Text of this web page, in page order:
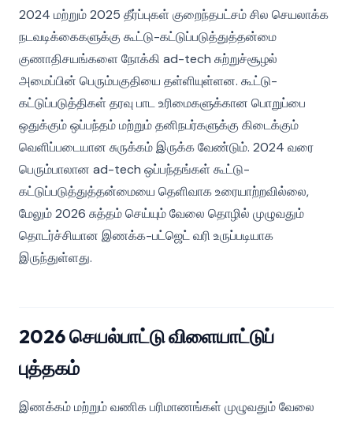
2024 மற்றும் 2025 தீர்ப்புகள் குறைந்தபட்சம் சில செயலாக்க
நடவடிக்கைகளுக்கு கூட்டு-கட்டுப்படுத்துத்தன்மை
குணாதிசயங்களை நோக்கி ad-tech சுற்றுச்சூழல்
அமைப்பின் பெரும்பகுதியை தள்ளியுள்ளன. கூட்டு-
கட்டுப்படுத்திகள் தரவு பாட உரிமைகளுக்கான பொறுப்பை
ஒதுக்கும் ஒப்பந்தம் மற்றும் தனிநபர்களுக்கு கிடைக்கும்
வெளிப்படையான சுருக்கம் இருக்க வேண்டும். 2024 வரை
பெரும்பாலான ad-tech ஒப்பந்தங்கள் கூட்டு-
கட்டுப்படுத்துத்தன்மையை தெளிவாக உரையாற்றவில்லை,
மேலும் 2026 சுத்தம் செய்யும் வேலை தொழில் முழுவதும்
தொடர்ச்சியான இணக்க-பட்ஜெட் வரி உருப்படியாக
இருந்துள்ளது.
2026 செயல்பாட்டு விளையாட்டுப்
புத்தகம்
இணக்கம் மற்றும் வணிக பரிமாணங்கள் முழுவதும் வேலை